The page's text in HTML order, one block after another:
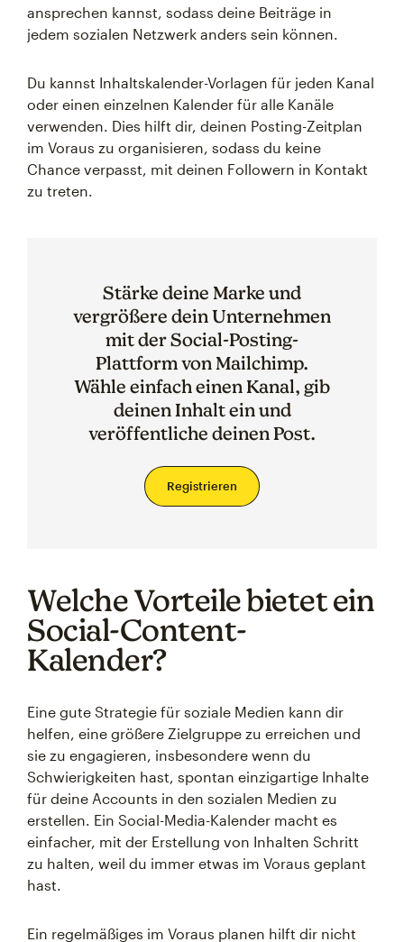
ansprechen kannst, sodass deine Beiträge in
jedem sozialen Netzwerk anders sein können.
Du kannst Inhaltskalender-Vorlagen für jeden Kanal
oder einen einzelnen Kalender für alle Kanäle
verwenden. Dies hilft dir, deinen Posting-Zeitplan
im Voraus zu organisieren, sodass du keine
Chance verpasst, mit deinen Followern in Kontakt
zu treten.
Stärke deine Marke und
vergrößere dein Unternehmen
mit der Social-Posting-
Plattform von Mailchimp.
Wähle einfach einen Kanal, gib
deinen Inhalt ein und
veröffentliche deinen Post.
Registrieren
Welche Vorteile bietet ein
Social-Content-
Kalender?
Eine gute Strategie für soziale Medien kann dir
helfen, eine größere Zielgruppe zu erreichen und
sie zu engagieren, insbesondere wenn du
Schwierigkeiten hast, spontan einzigartige Inhalte
für deine Accounts in den sozialen Medien zu
erstellen. Ein Social-Media-Kalender macht es
einfacher, mit der Erstellung von Inhalten Schritt
zu halten, weil du immer etwas im Voraus geplant
hast.
Ein regelmäßiges im Voraus planen hilft dir nicht